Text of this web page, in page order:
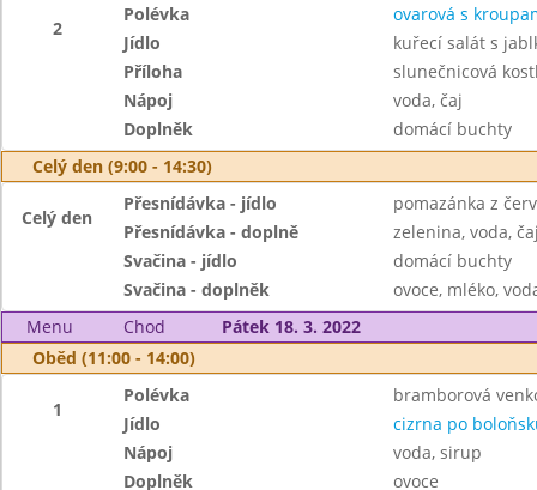
2
Polévka
ovarová s
Jídlo
kuřecí salát s
Příloha
slunečnicová
Nápoj
voda, čaj
Doplněk
domácí buchty
Celý den (9:00 - 14:30)
Celý den
Přesnídávka - jídlo
pomazánka z
Přesnídávka - doplně
zelenina, voda,
Svačina - jídlo
domácí buchty
Svačina - doplněk
ovoce, mléko,
Menu
Chod
Pátek 18. 3. 2022
Oběd (11:00 - 14:00)
1
Polévka
bramborová
Jídlo
cizrna po
Nápoj
voda, sirup
Doplněk
ovoce